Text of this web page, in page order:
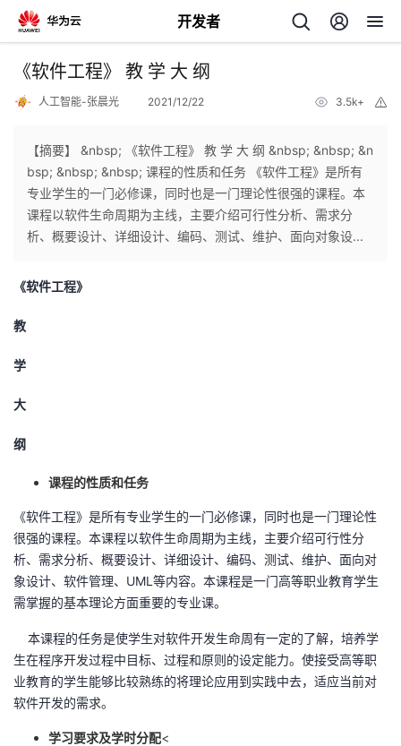
开发者
返
个
的
博
客
我
的
论
坛
我
的
圈
子
我
的
直
播
我
的
活
我
的
我
《软件工程》 教 学 大 纲
人工智能-张晨光 2021/12/22 3.5k+
【摘要】 &nbsp; 《软件工程》 教 学 大 纲 &nbsp; &nbsp; &n
bsp; &nbsp; &nbsp; 课程的性质和任务 《软件工程》是所有
专业学生的一门必修课，同时也是一门理论性很强的课程。本
课程以软件生命周期为主线，主要介绍可行性分析、需求分
析、概要设计、详细设计、编码、测试、维护、面向对象设...
《软件工程》
教
学
大
纲
课程的性质和任务
《软件工程》是所有专业学生的一门必修课，同时也是一门理论性
很强的课程。本课程以软件生命周期为主线，主要介绍可行性分
析、需求分析、概要设计、详细设计、编码、测试、维护、面向对
象设计、软件管理、UML等内容。本课程是一门高等职业教育学生
需掌握的基本理论方面重要的专业课。
本课程的任务是使学生对软件开发生命周有一定的了解，培养学
生在程序开发过程中目标、过程和原则的设定能力。使接受高等职
业教育的学生能够比较熟练的将理论应用到实践中去，适应当前对
软件开发的需求。
学习要求及学时分配<